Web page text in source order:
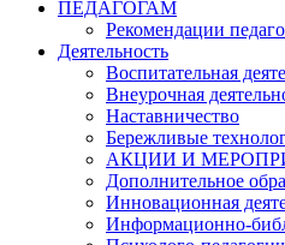
ПЕДАГОГАМ
Рекомендации
Деятельность
Воспитательная
Внеурочная
Наставничество
Бережливые
АКЦИИ И
Дополнительное
Инновационная
Информационно-